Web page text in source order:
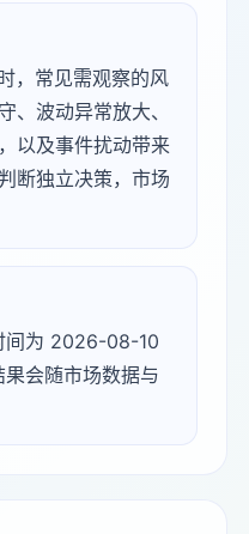
，常见需观察的风
、波动异常放大、
以及事件扰动带来
断独立决策，市场
间为 2026-08-10
会随市场数据与